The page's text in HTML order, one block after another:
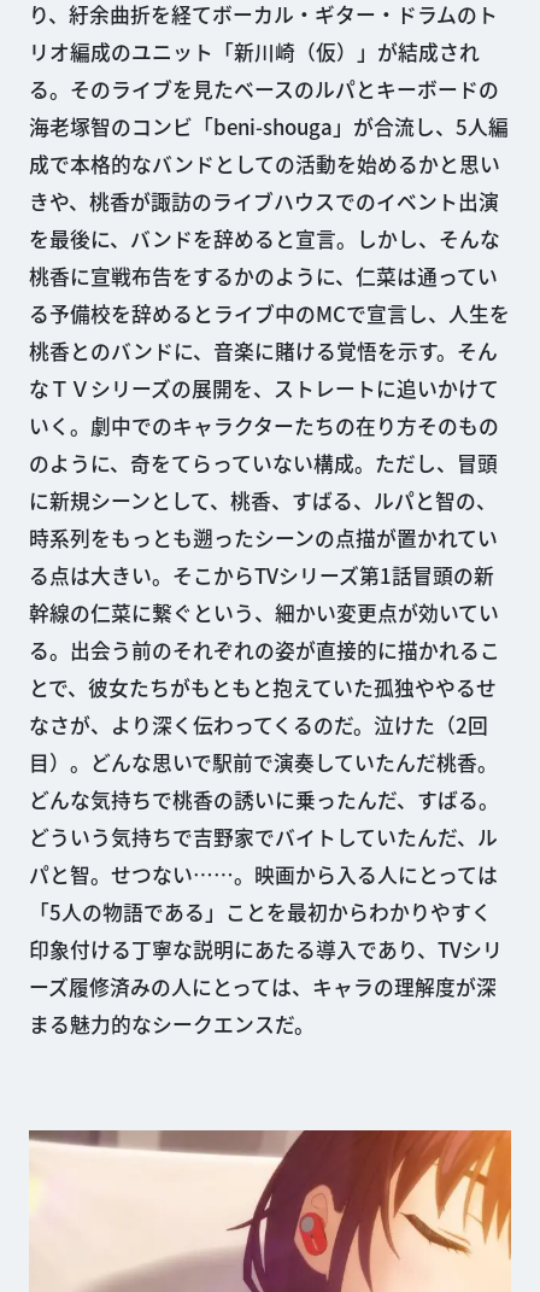
り、紆余曲折を経てボーカル・ギター・ドラムのト
リオ編成のユニット「新川崎（仮）」が結成され
る。そのライブを見たベースのルパとキーボードの
海老塚智のコンビ「beni-shouga」が合流し、5人編
成で本格的なバンドとしての活動を始めるかと思い
きや、桃香が諏訪のライブハウスでのイベント出演
を最後に、バンドを辞めると宣言。しかし、そんな
桃香に宣戦布告をするかのように、仁菜は通ってい
る予備校を辞めるとライブ中のMCで宣言し、人生を
桃香とのバンドに、音楽に賭ける覚悟を示す。そん
なＴＶシリーズの展開を、ストレートに追いかけて
いく。劇中でのキャラクターたちの在り方そのもの
のように、奇をてらっていない構成。ただし、冒頭
に新規シーンとして、桃香、すばる、ルパと智の、
時系列をもっとも遡ったシーンの点描が置かれてい
る点は大きい。そこからTVシリーズ第1話冒頭の新
幹線の仁菜に繋ぐという、細かい変更点が効いてい
る。出会う前のそれぞれの姿が直接的に描かれるこ
とで、彼女たちがもともと抱えていた孤独ややるせ
なさが、より深く伝わってくるのだ。泣けた（2回
目）。どんな思いで駅前で演奏していたんだ桃香。
どんな気持ちで桃香の誘いに乗ったんだ、すばる。
どういう気持ちで吉野家でバイトしていたんだ、ル
パと智。せつない……。映画から入る人にとっては
「5人の物語である」ことを最初からわかりやすく
印象付ける丁寧な説明にあたる導入であり、TVシリ
ーズ履修済みの人にとっては、キャラの理解度が深
まる魅力的なシークエンスだ。